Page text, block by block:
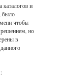
каталогов и
было
чтобы
но
в